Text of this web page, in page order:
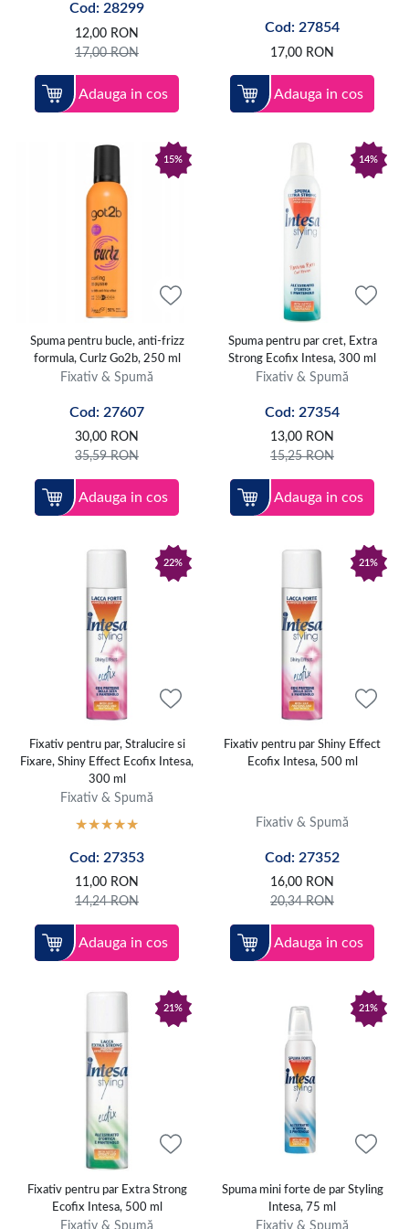
cand acesta are nevoie de revitalizare, te poti baza pe
care ii redau stralucirea si forta.
Alege produsele potrivite si bucura-te de coafuri rezistente si pline de
stil in fiecare zi.
Cod: 28299
12,00 RON
17,00RON
Adauga in cos
Cod: 27854
17,00 RON
Adauga in cos
15%
Spuma pentru bucle, anti-frizz
formula, Curlz Go2b, 250 ml
Fixativ & Spumă
Cod: 27607
30,00 RON
35,59RON
Adauga in cos
14%
Spuma pentru par cret, Extra
Strong Ecofix Intesa, 300 ml
Fixativ & Spumă
Cod: 27354
13,00 RON
15,25RON
Adauga in cos
22%
Fixativ pentru par, Stralucire si
Fixare, Shiny Effect Ecofix Intesa,
300 ml
Fixativ & Spumă
Cod: 27353
11,00 RON
14,24RON
Adauga in cos
21%
Fixativ pentru par Shiny Effect
Ecofix Intesa, 500 ml
Fixativ & Spumă
Cod: 27352
16,00 RON
20,34RON
Adauga in cos
21%
Fixativ pentru par Extra Strong
Ecofix Intesa, 500 ml
Fixativ & Spumă
21%
Spuma mini forte de par Styling
Intesa, 75 ml
Fixativ & Spumă